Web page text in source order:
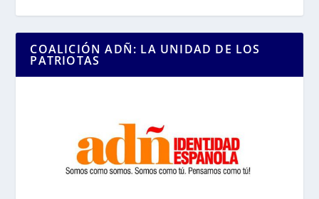
COALICIÓN ADÑ: LA UNIDAD DE LOS
PATRIOTAS